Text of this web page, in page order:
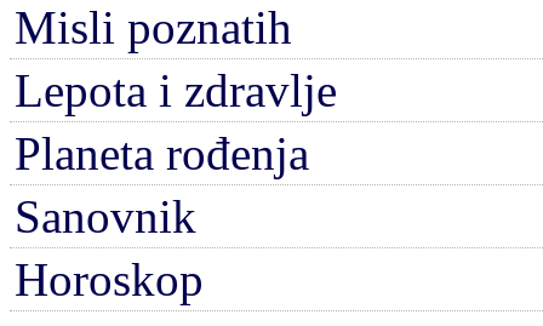
Misli poznatih
Lepota i zdravlje
Planeta rođenja
Sanovnik
Horoskop